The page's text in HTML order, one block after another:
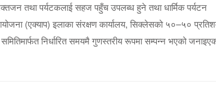
तथा पर्यटकलाई सहज पहुँच उपलब्ध हुने तथा धार्मिक पर्यटन
(एक्याप) इलाका संरक्षण कार्यालय, सिक्लेसको ५०–५०
निर्धारित समयमै गुणस्तरीय रूपमा सम्पन्न भएको